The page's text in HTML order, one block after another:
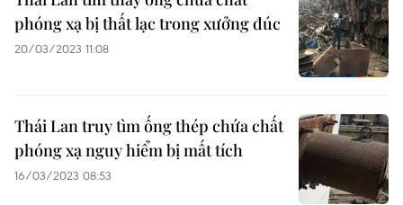
phóng xạ bị thất lạc trong xưởng đúc
20/03/2023 11:08
Thái Lan truy tìm ống thép chứa chất
phóng xạ nguy hiểm bị mất tích
16/03/2023 08:53